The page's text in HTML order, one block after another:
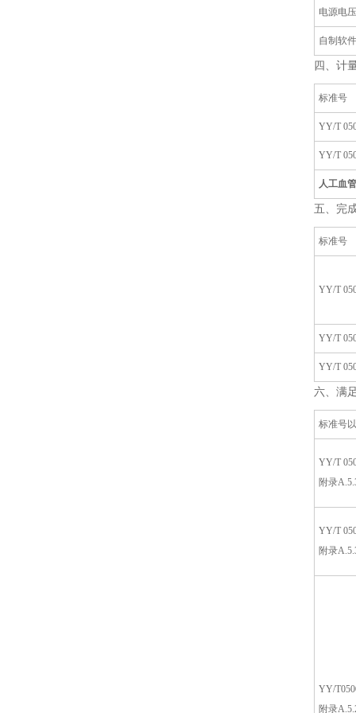
电源电压
自制软
四、计
标准号
YY/T
YY/T
人工血
五、完
标准号
YY/T
YY/T
YY/T
六、满
标准号
YY/T
附录
YY/T
附录
YY/
附录